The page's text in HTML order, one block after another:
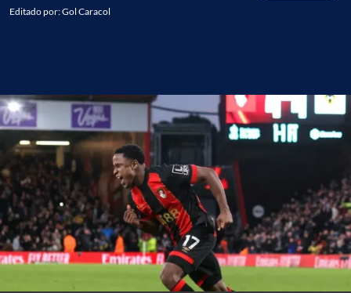
Editado por:Gol Caracol